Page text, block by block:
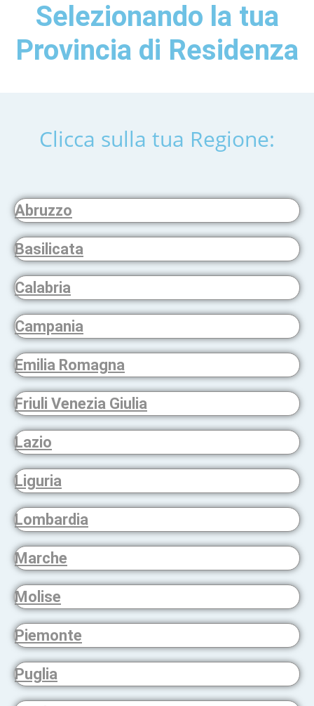
Selezionando la tua
Provincia di Residenza
Clicca sulla tua Regione:
Abruzzo
Basilicata
Calabria
Campania
Emilia Romagna
Friuli Venezia Giulia
Lazio
Liguria
Lombardia
Marche
Molise
Piemonte
Puglia